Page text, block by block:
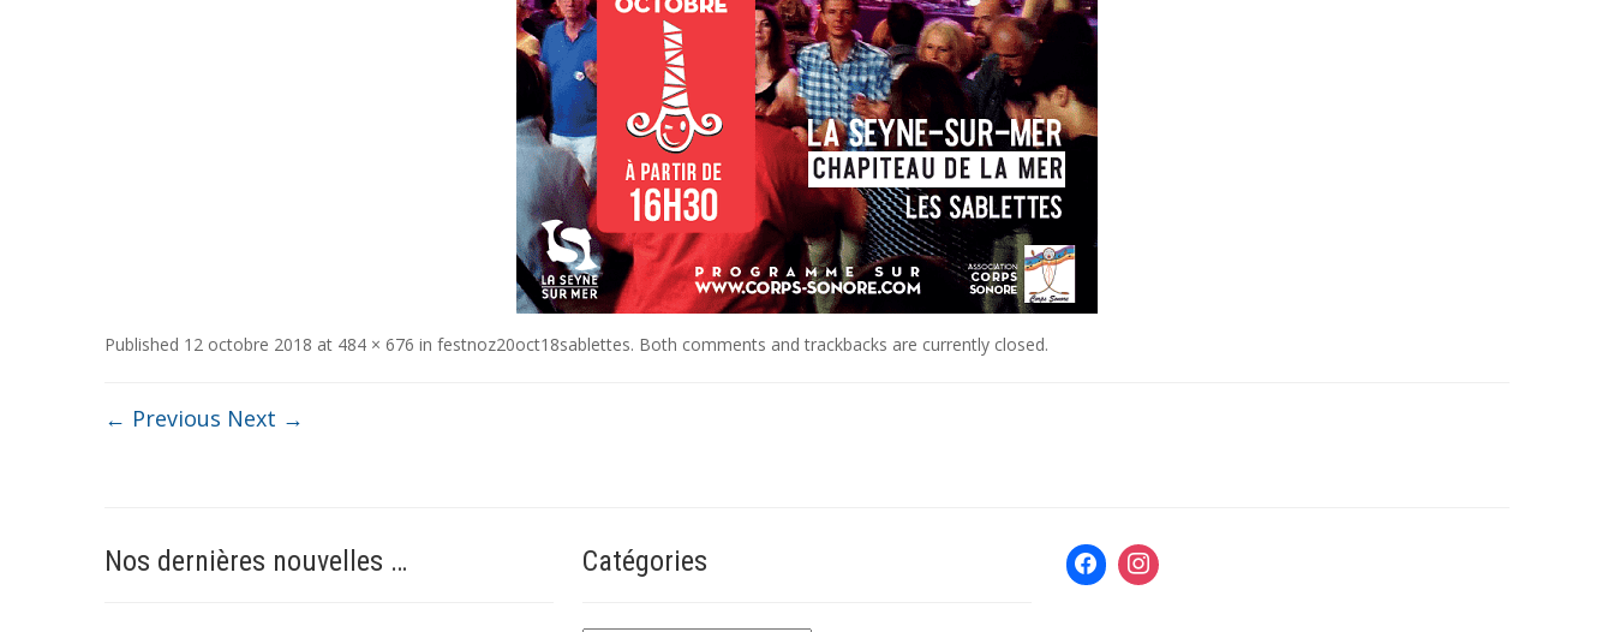
Published 12 octobre 2018 at 484 × 676 in festnoz20oct18sablettes. Both comments and trackbacks are currently closed.
← Previous Next →
Nos dernières nouvelles … Catégories